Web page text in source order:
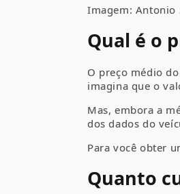
Imagem: Antonio
Qual é o
O preço médio
imagina que o
Mas, embora a
dos dados do
Para você obter
Quanto